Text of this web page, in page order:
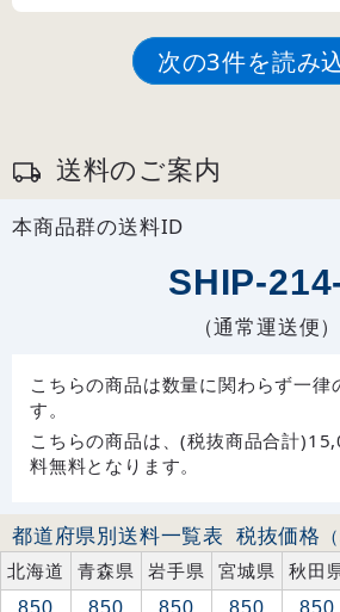
次の3件を読み
送料のご案内
本商品群の送料ID
SHIP-
（通常運送便）
こちらの商品は数量に関わらず一律
す。
こちらの商品は、(税抜商品合計
料無料となります。
都道府県別送料一覧表 税抜価格
北海道
青森県 岩手県 宮城県 秋田